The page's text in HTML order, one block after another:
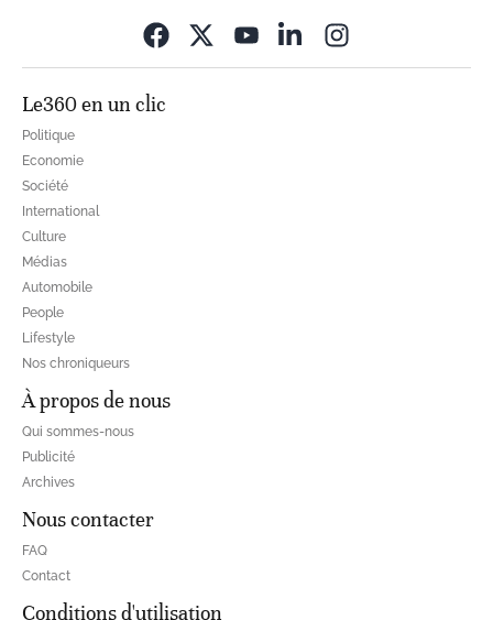
Le360 en un clic
Politique
Economie
Société
International
Culture
Médias
Automobile
People
Lifestyle
Nos chroniqueurs
À propos de nous
Qui sommes-nous
Publicité
Archives
Nous contacter
FAQ
Contact
Conditions d'utilisation